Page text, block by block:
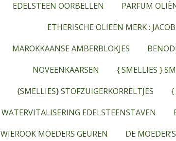
EDELSTEEN OORBELLEN
PARFUM
ETHERISCHE OLIEËN MERK :
MAROKKAANSE AMBERBLOKJES
NOVEENKAARSEN
{ SMELLIES }
{SMELLIES} STOFZUIGERKORRELTJES
{
WATERVITALISERING EDELSTEENSTAVEN
WIEROOK MOEDERS GEUREN
DE